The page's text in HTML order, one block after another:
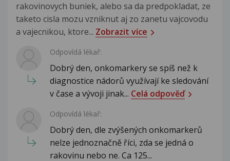
rakovinovych buniek, alebo sa da predpokladat, ze
taketo cisla mozu vzniknut aj zo zanetu vajcovodu
a vajecnikou, ktore... Zobrazit více
Odpovídá lékař:
Dobrý den, onkomarkery se spíš než k
diagnostice nádorů využívají ke sledování
v čase a vývoji jinak... Celá odpověď
Odpovídá lékař:
Dobrý den, dle zvýšených onkomarkerů
nelze jednoznačně říci, zda se jedná o
rakovinu nebo ne. Ca 125...